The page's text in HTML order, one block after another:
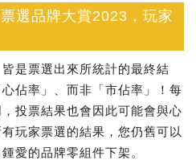
選品牌大賞2023，玩家
是票選出來所統計的最終結
佔率」、而非「市佔率」！每
投票結果也會因此可能會與心
玩家票選的結果，您仍舊可以
愛的品牌零組件下架。